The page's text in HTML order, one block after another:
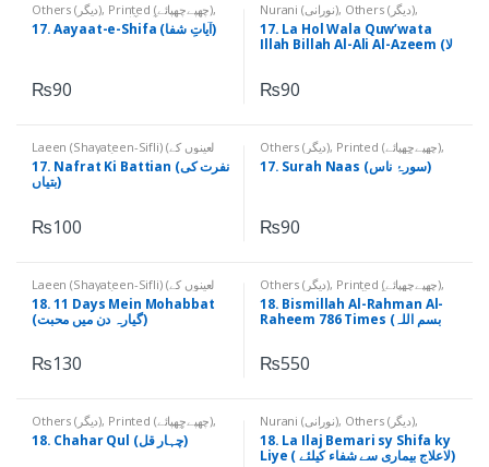
Others (دیگر), Printed (چھپےچھپائے),
Qurani Aayaat (قرآنی آیات) 17. Aayaat-e-Shifa (آیاتِ شفا)
₨90
Nurani (نورانی), Others (دیگر),
17. La Hol Wala Quw’wata
Illah Billah Al-Ali Al-Azeem (لا
₨90
Laeen (Shayateen-Sifli) (لعینوں کے
نام) , Others (دیگر), Printed
(چھپےچھپائے)
17. Nafrat Ki Battian (نفرت کی
بتیاں)
₨100
Others (دیگر), Printed (چھپےچھپائے),
Qurani Suratain (قرآنی سورتیں)17. Surah Naas (سورۂ ناس)
₨90
Laeen (Shayateen-Sifli) (لعینوں کے
نام) ,Printed
(چھپےچھپائے)
18. 11 Days Mein Mohabbat
(گیارہ دن میں محبت)
₨130
Others (دیگر), Printed (چھپےچھپائے),
Qurani Aayaat (قرآنی آیات)
18. Bismillah Al-Rahman Al-
Raheem 786 Times (بسم اللہ
₨550
Others (دیگر), Printed (چھپےچھپائے),
Qurani Suratain (قرآنی سورتیں) 18. Chahar Qul (چہار قل)
Nurani (نورانی), Others (دیگر),
18. La Ilaj Bemari sy Shifa ky
Liye ( لاعلاج بیماری سے شفاء کیلئے)